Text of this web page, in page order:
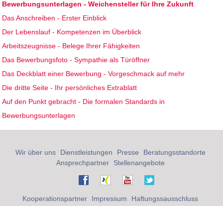
Bewerbungsunterlagen - Weichensteller für Ihre Zukunft
Das Anschreiben - Erster Einblick
Der Lebenslauf - Kompetenzen im Überblick
Arbeitszeugnisse - Belege Ihrer Fähigkeiten
Das Bewerbungsfoto - Sympathie als Türöffner
Das Deckblatt einer Bewerbung - Vorgeschmack auf mehr
Die dritte Seite - Ihr persönliches Extrablatt
Auf den Punkt gebracht - Die formalen Standards in
Bewerbungsunterlagen
Wir über uns Dienstleistungen Presse
Beratungsstandorte
Ansprechpartner
Stellenangebote
Kooperationspartner Impressum
Haftungssausschluss